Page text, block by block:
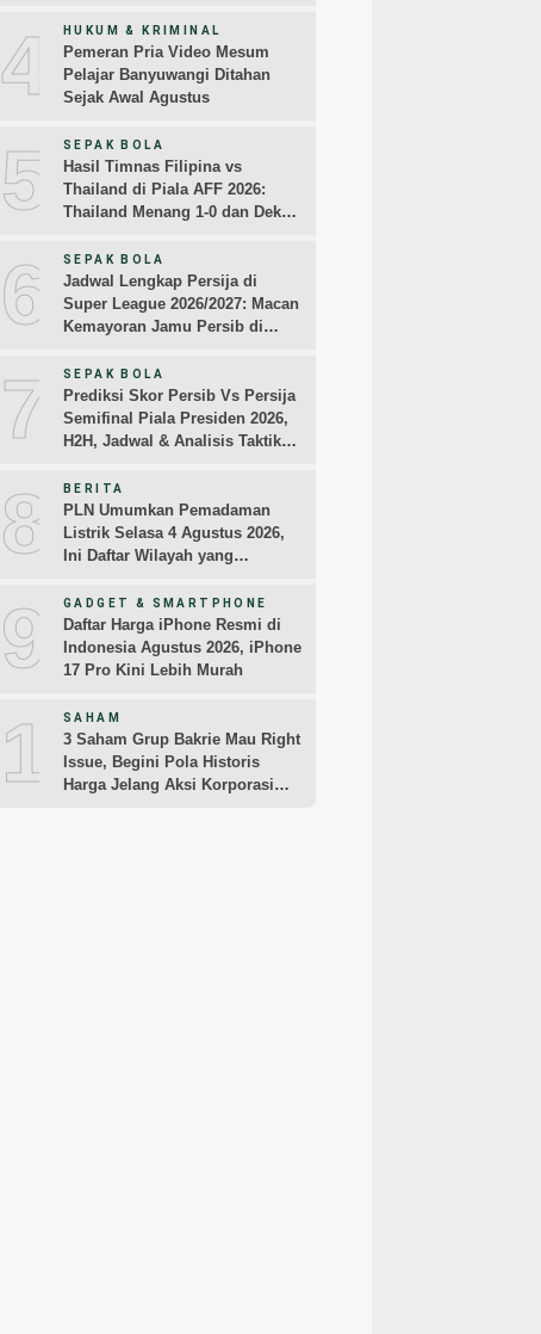
4 HUKUM & KRIMINAL
Pemeran Pria Video Mesum
Pelajar Banyuwangi Ditahan
Sejak Awal Agustus
5 SEPAK BOLA
Hasil Timnas Filipina vs
Thailand di Piala AFF 2026:
Thailand Menang 1-0 dan Dekati
6 SEPAK BOLA
Jadwal Lengkap Persija di
Super League 2026/2027: Macan
Kemayoran Jamu Persib di
7 SEPAK BOLA
Prediksi Skor Persib Vs Persija
Semifinal Piala Presiden 2026,
H2H, Jadwal & Analisis Taktik
8 BERITA
PLN Umumkan Pemadaman
Listrik Selasa 4 Agustus 2026,
Ini Daftar Wilayah yang
9 GADGET & SMARTPHONE
Daftar Harga iPhone Resmi di
Indonesia Agustus 2026, iPhone
17 Pro Kini Lebih Murah
10
SAHAM
3 Saham Grup Bakrie Mau Right
Issue, Begini Pola Historis
Harga Jelang Aksi Korporasi